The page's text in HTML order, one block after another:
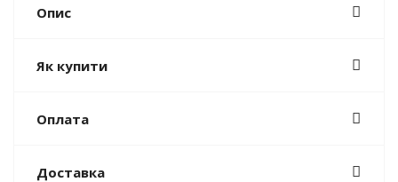
Опис
Як купити
Оплата
Доставка